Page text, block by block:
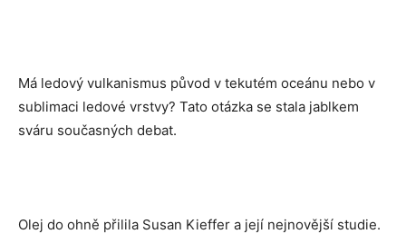
Má ledový vulkanismus původ v tekutém oceánu nebo v
sublimaci ledové vrstvy? Tato otázka se stala jablkem
sváru současných debat.
Olej do ohně přilila Susan Kieffer a její nejnovější studie.